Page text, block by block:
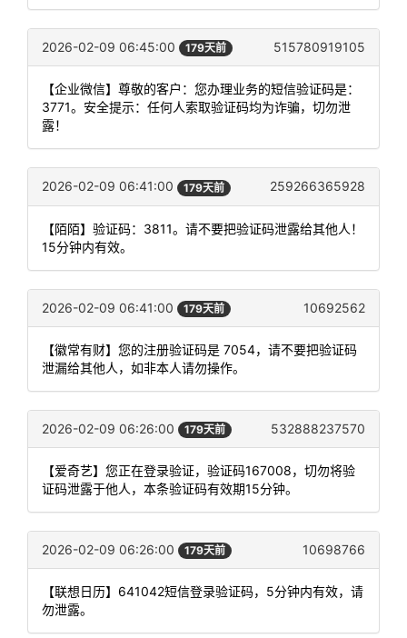
2026-02-09 06:45:00 179天前 515780919105
【企业微信】尊敬的客户：您办理业务的短信验证码是：
3771。安全提示：任何人索取验证码均为诈骗，切勿泄
露！
2026-02-09 06:41:00 179天前 259266365928
【陌陌】验证码：3811。请不要把验证码泄露给其他人！
15分钟内有效。
2026-02-09 06:41:00 179天前 10692562
【徽常有财】您的注册验证码是 7054，请不要把验证码
泄漏给其他人，如非本人请勿操作。
2026-02-09 06:26:00 179天前 532888237570
【爱奇艺】您正在登录验证，验证码167008，切勿将验
证码泄露于他人，本条验证码有效期15分钟。
2026-02-09 06:26:00 179天前 10698766
【联想日历】641042短信登录验证码，5分钟内有效，请
勿泄露。